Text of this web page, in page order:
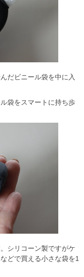
だビニール袋を中に入
袋をスマートに持ち歩
シリコーン製ですがケ
どで買える小さな袋を1